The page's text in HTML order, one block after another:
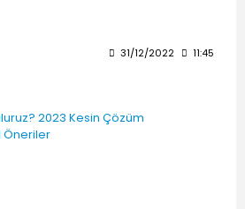
31/12/2022 11:45